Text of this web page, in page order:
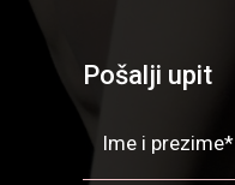
Pošalji upit